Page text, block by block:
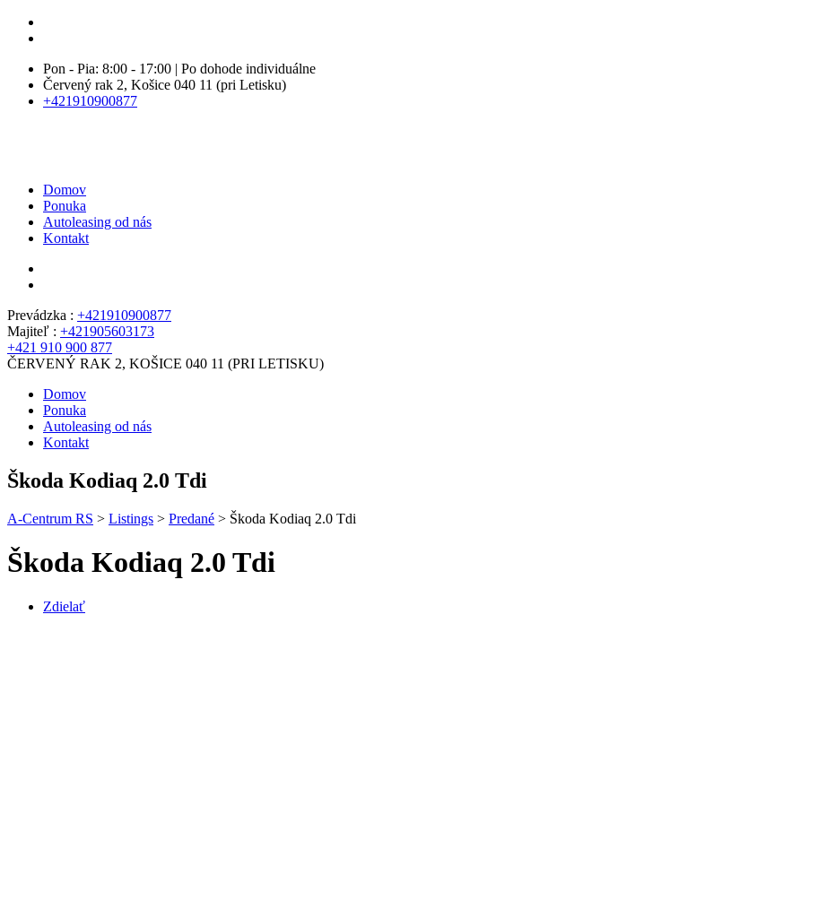
Pon - Pia: 8:00 - 17:00 | Po dohode individuálne
Červený rak 2, Košice 040 11 (pri Letisku)
+421910900877
Domov
Ponuka
Autoleasing od nás
Kontakt
Prevádzka : +421910900877
Majiteľ : +421905603173
+421 910 900 877
ČERVENÝ RAK 2, KOŠICE 040 11 (PRI LETISKU)
Domov
Ponuka
Autoleasing od nás
Kontakt
Škoda Kodiaq 2.0 Tdi
A-Centrum RS > Listings > Predané > Škoda Kodiaq 2.0 Tdi
Škoda Kodiaq 2.0 Tdi
Zdielať